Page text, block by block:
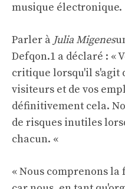
musique électronique.
Parler à Julia Migenes
Defqon.1 a déclaré : «
critique lorsqu'il s'agit
visiteurs et de vos
définitivement cela.
de risques inutiles
chacun. «
« Nous comprenons